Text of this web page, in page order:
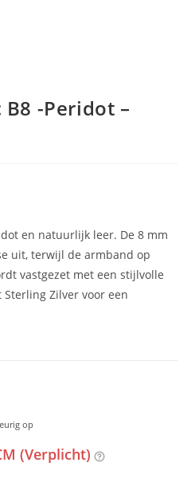
-Peridot –
en natuurlijk leer. De 8 mm
uit, terwijl de armband op
vastgezet met een stijlvolle
Sterling Zilver voor een
op
(Verplicht)